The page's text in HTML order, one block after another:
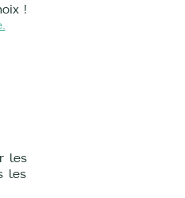
!
les
les